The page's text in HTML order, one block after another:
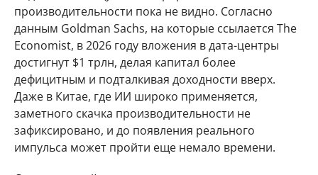
производительности пока не видно. Согласно
данным Goldman Sachs, на которые ссылается The
Economist, в 2026 году вложения в дата-центры
достигнут $1 трлн, делая капитал более
дефицитным и подталкивая доходности вверх.
Даже в Китае, где ИИ широко применяется,
заметного скачка производительности не
зафиксировано, и до появления реального
импульса может пройти еще немало времени.